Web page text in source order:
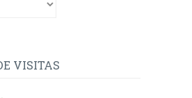
VISITAS